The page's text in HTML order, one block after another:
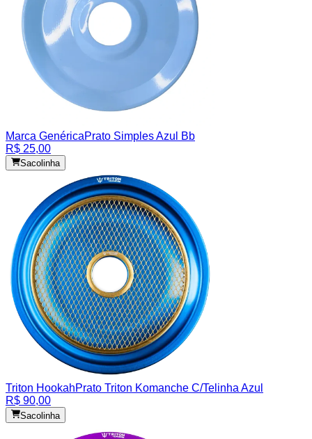
Marca GenéricaPrato Simples Azul Bb
R$ 25,00
Sacolinha
Triton HookahPrato Triton Komanche C/Telinha Azul
R$ 90,00
Sacolinha